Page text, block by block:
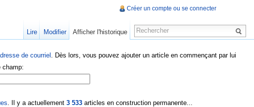
de courriel . Dès lors, vous pouvez ajouter un article en commençant par lui
champ:
. Il y a actuellement 3 533articles en construction permanente...
Créer un compte ou se connecter
Lire Modifier Afficher l'historique